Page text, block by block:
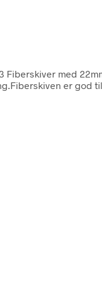
Fiberskiver med
er god